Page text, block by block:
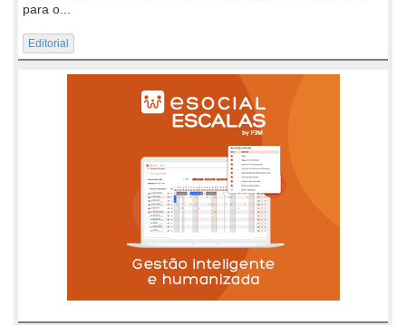
para o...
Editorial